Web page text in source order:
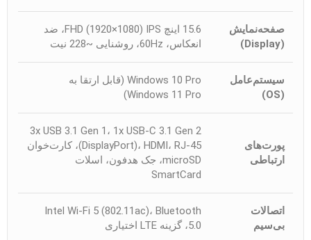
صفحه‌نمایش
(Display)
15.6 اینچ FHD (1920×1080) IPS، ضد
انعکاس، 60Hz، روشنایی ~228 نیت
سیستم‌عامل
(OS)
Windows 10 Pro (قابل ارتقا به
Windows 11 Pro)
پورت‌های
ارتباطی
3x USB 3.1 Gen 1، 1x USB-C 3.1 Gen 2
(DisplayPort)، HDMI، RJ-45، کارت‌خوان
microSD، جک هدفون، اسلات
SmartCard
اتصالات
بی‌سیم
Intel Wi-Fi 5 (802.11ac)، Bluetooth
5.0، گزینه LTE اختیاری